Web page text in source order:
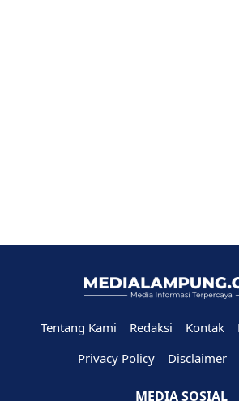
Tentang Kami Redaksi Kontak
Privacy Policy
Disclaimer
MEDIA SOSIAL